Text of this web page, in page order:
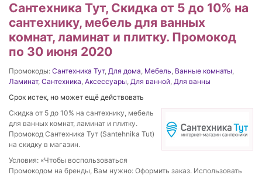
Сантехника Тут, Скидка от 5 до 10% на
сантехнику, мебель для ванных
комнат, ламинат и плитку. Промокод
по 30 июня 2020
Промокоды: Сантехника Тут, Для дома, Мебель, Ванные комнаты,
Ламинат, Сантехника, Аксессуары, Для ванной, Для ванны
Срок истек, но может ещё действовать
Скидка от 5 до 10% на сантехнику, мебель
для ванных комнат, ламинат и плитку.
Промокод Сантехника Тут (Santehnika Tut)
на скидку в магазин.
Условия: «Чтобы воспользоваться
Промокодом на бренды, Вам нужно: Оформить заказ. Использовать